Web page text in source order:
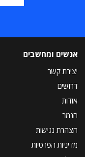
אנשים ומחשבים
יצירת קשר
דרושים
אודות
הנמר
הצהרת נגישות
מדיניות הפרטיות